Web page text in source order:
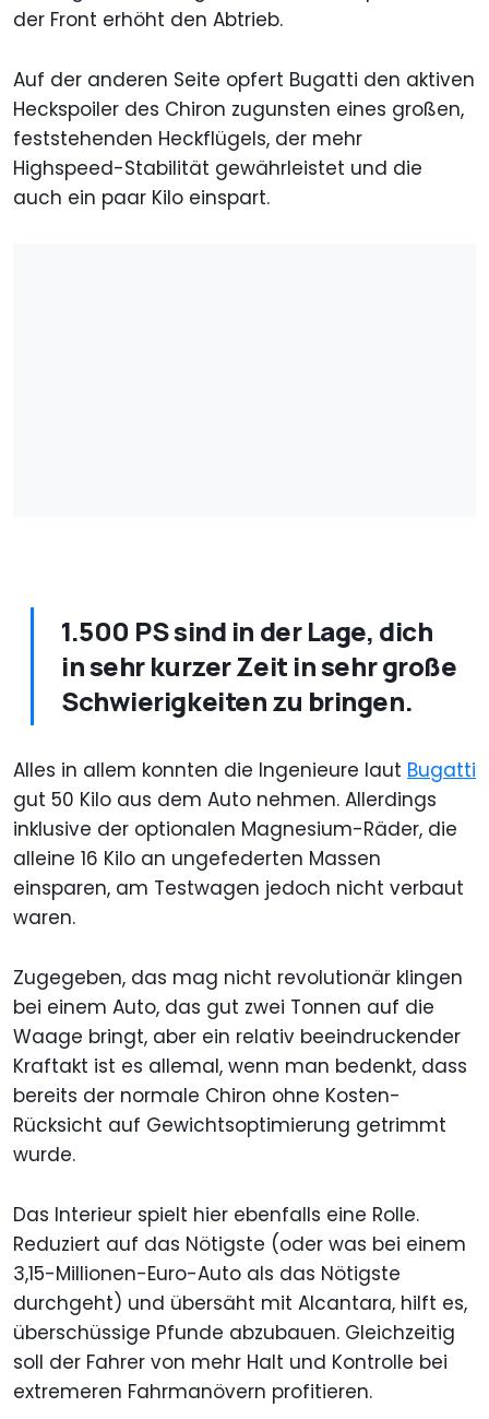
der Front erhöht den Abtrieb.
Auf der anderen Seite opfert Bugatti den aktiven
Heckspoiler des Chiron zugunsten eines großen,
feststehenden Heckflügels, der mehr
Highspeed-Stabilität gewährleistet und die
auch ein paar Kilo einspart.
1.500 PS sind in der Lage, dich
in sehr kurzer Zeit in sehr große
Schwierigkeiten zu bringen.
Alles in allem konnten die Ingenieure laut Bugatti
gut 50 Kilo aus dem Auto nehmen. Allerdings
inklusive der optionalen Magnesium-Räder, die
alleine 16 Kilo an ungefederten Massen
einsparen, am Testwagen jedoch nicht verbaut
waren.
Zugegeben, das mag nicht revolutionär klingen
bei einem Auto, das gut zwei Tonnen auf die
Waage bringt, aber ein relativ beeindruckender
Kraftakt ist es allemal, wenn man bedenkt, dass
bereits der normale Chiron ohne Kosten-
Rücksicht auf Gewichtsoptimierung getrimmt
wurde.
Das Interieur spielt hier ebenfalls eine Rolle.
Reduziert auf das Nötigste (oder was bei einem
3,15-Millionen-Euro-Auto als das Nötigste
durchgeht) und übersäht mit Alcantara, hilft es,
überschüssige Pfunde abzubauen. Gleichzeitig
soll der Fahrer von mehr Halt und Kontrolle bei
extremeren Fahrmanövern profitieren.